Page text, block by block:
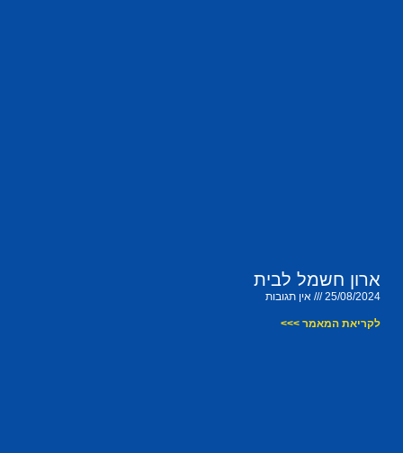
ארון חשמל לבית
25/08/2024 אין תגובות
לקריאת המאמר >>>